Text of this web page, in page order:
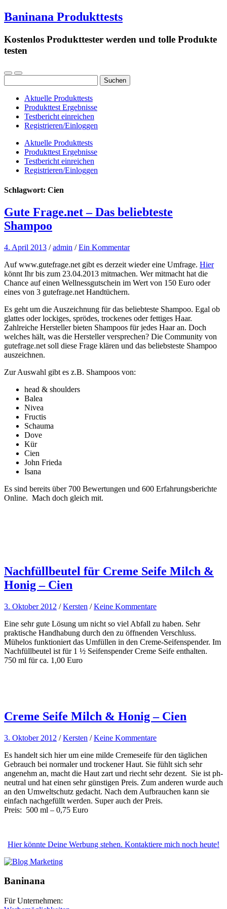
Baninana Produkttests
Kostenlos Produkttester werden und tolle Produkte
testen
nach:
Aktuelle Produkttests
Produkttest Ergebnisse
Testbericht einreichen
Registrieren/Einloggen
Aktuelle Produkttests
Produkttest Ergebnisse
Testbericht einreichen
Registrieren/Einloggen
Schlagwort: Cien
Gute Frage.net – Das beliebteste
Shampoo
4. April 2013 /admin /Ein Kommentar
Auf www.gutefrage.net gibt es derzeit wieder eine Umfrage. Hier
könnt Ihr bis zum 23.04.2013 mitmachen. Wer mitmacht hat die
Chance auf einen Wellnessgutschein im Wert von 150 Euro oder
eines von 3 gutefrage.net Handtüchern.
Es geht um die Auszeichnung für das beliebteste Shampoo. Egal ob
glattes oder lockiges, sprödes, trockenes oder fettiges Haar.
Zahlreiche Hersteller bieten Shampoos für jedes Haar an. Doch
welches hält, was die Hersteller versprechen? Die Community von
gutefrage.net soll diese Frage klären und das beliebsteste Shampoo
auszeichnen.
Zur Auswahl gibt es z.B. Shampoos von:
head & shoulders
Balea
Nivea
Fructis
Schauma
Dove
Kür
Cien
John Frieda
Isana
Es sind bereits über 700 Bewertungen und 600 Erfahrungsberichte
Online. Mach doch gleich mit.
Nachfüllbeutel für Creme Seife Milch &
Honig – Cien
3. Oktober 2012 /Kersten /Keine Kommentare
Eine sehr gute Lösung um nicht so viel Abfall zu haben. Sehr
praktische Handhabung durch den zu öffnenden Verschluss.
Mühelos funktioniert das Umfüllen in den Creme-Seifenspender. Im
Nachfüllbeutel ist für 1 ½ Seifenspender Creme Seife enthalten.
750 ml für ca. 1,00 Euro
Creme Seife Milch & Honig – Cien
3. Oktober 2012 /Kersten /Keine Kommentare
Es handelt sich hier um eine milde Cremeseife für den täglichen
Gebrauch bei normaler und trockener Haut. Sie fühlt sich sehr
angenehm an, macht die Haut zart und riecht sehr dezent. Sie ist ph-
neutral und hat einen sehr günstigen Preis. Zum anderen wurde auch
an den Umweltschutz gedacht. Nach dem Aufbrauchen kann sie
einfach nachgefüllt werden. Super auch der Preis.
Preis: 500 ml – 0,75 Euro
Hier könnte Deine Werbung stehen. Kontaktiere mich noch heute!
Baninana
Für Unternehmen: